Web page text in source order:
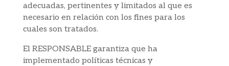
adecuadas, pertinentes y limitados al que es
necesario en relación con los fines para los
cuales son tratados.
El RESPONSABLE garantiza que ha
implementado políticas técnicas y